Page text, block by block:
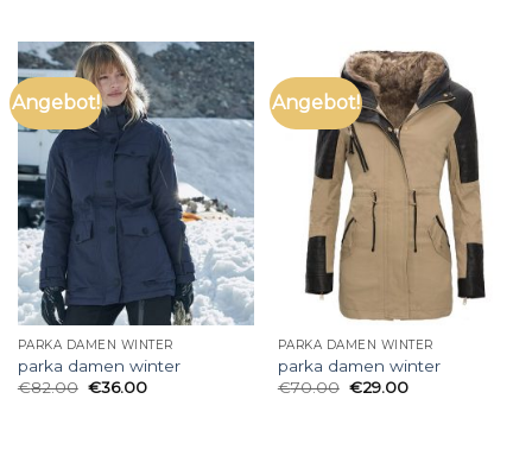
Angebot!
PARKA DAMEN WINTER
parka damen winter
€82.00 €36.00
Angebot!
PARKA DAMEN WINTER
parka damen winter
€70.00 €29.00